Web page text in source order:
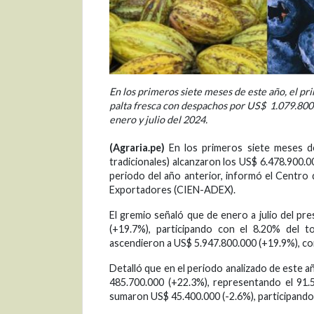
En los primeros siete meses de este año, el
palta fresca con despachos por US$
enero y julio del 2024.
(Agraria.pe) En los primeros siete meses
tradicionales) alcanzaron los US$
periodo del año anterior, informó el Centro
Exportadores (CIEN-ADEX).
El gremio señaló que de enero a julio del
(+19.7%), participando con el 8.20% del
ascendieron a US$ 5.947.800.000 (+19.9%),
Detalló que en el periodo analizado de este
485.700.000 (+22.3%), representando el
sumaron US$ 45.400.000 (-2.6%),